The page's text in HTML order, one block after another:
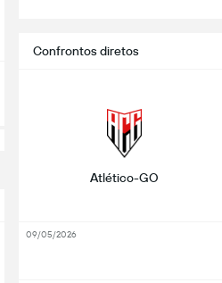
Confrontos diretos
Atlético-GO
09/05/2026